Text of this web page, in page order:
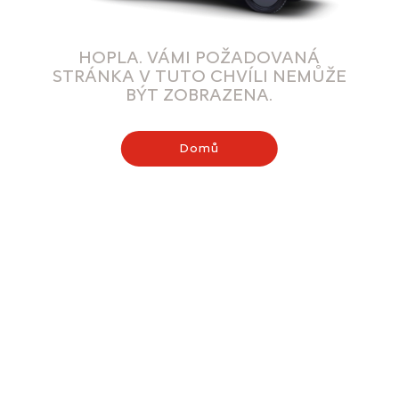
HOPLA. VÁMI POŽADOVANÁ
STRÁNKA V TUTO CHVÍLI NEMŮŽE
BÝT ZOBRAZENA.
Domů